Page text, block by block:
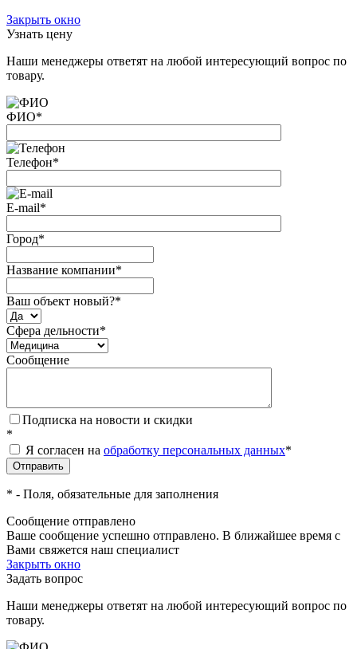
Закрыть окно
Узнать цену
Наши менеджеры ответят на любой интересующий вопрос по
товару.
ФИО*
Телефон*
E-mail*
Город*
Название компании*
Ваш объект новый?*
Сфера дельности*
Сообщение
Подписка на новости и скидки
*
Я согласен на обработку персональных данных*
* - Поля, обязательные для заполнения
Сообщение отправлено
Ваше сообщение успешно отправлено. В ближайшее время с
Вами свяжется наш специалист
Закрыть окно
Задать вопрос
Наши менеджеры ответят на любой интересующий вопрос по
товару.